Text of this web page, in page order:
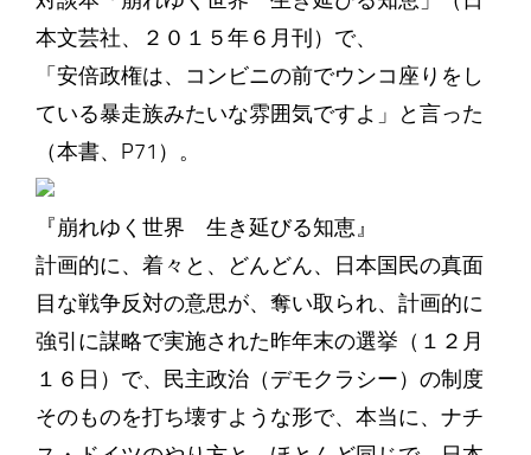
本文芸社、２０１５年６月刊）で、
「安倍政権は、コンビニの前でウンコ座りをし
ている暴走族みたいな雰囲気ですよ」と言った
（本書、P71）。
『崩れゆく世界 生き延びる知恵』
計画的に、着々と、どんどん、日本国民の真面
目な戦争反対の意思が、奪い取られ、計画的に
強引に謀略で実施された昨年末の選挙（１２月
１６日）で、民主政治（デモクラシー）の制度
そのものを打ち壊すような形で、本当に、ナチ